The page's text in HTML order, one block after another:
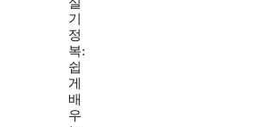
실
기
정
복:
쉽
게
배
우